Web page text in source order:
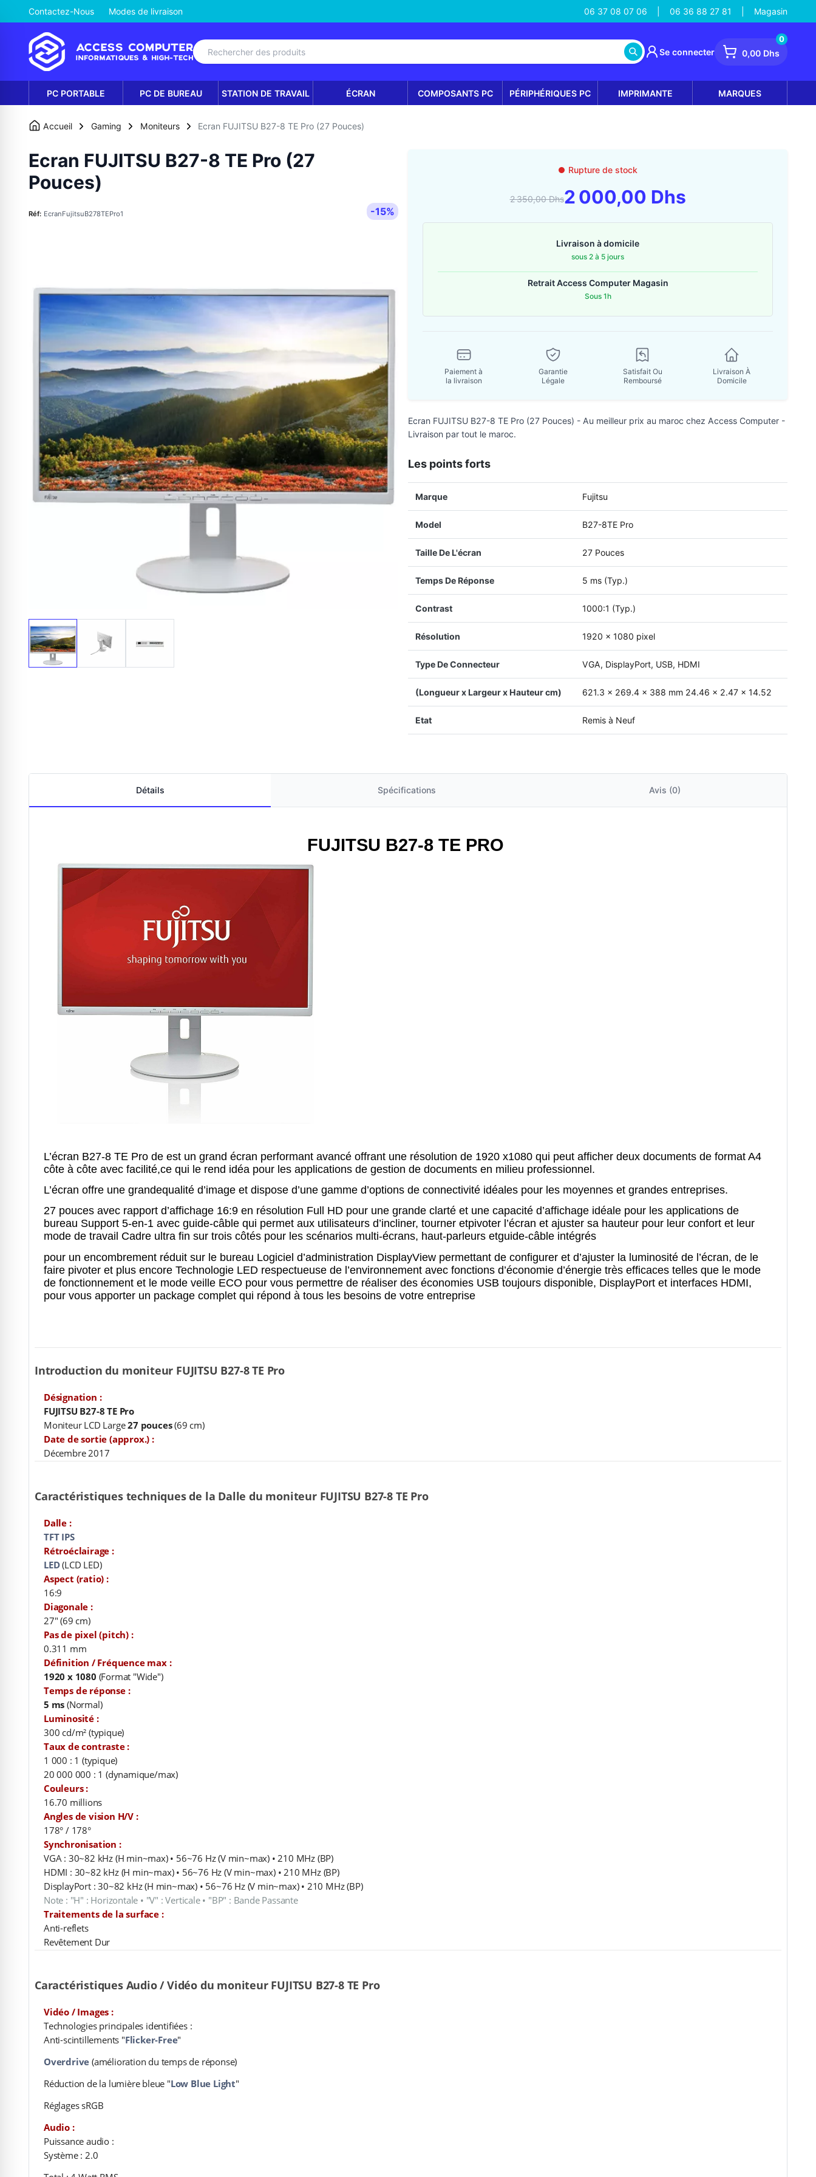
Contactez-Nous Modes de livraison 06 37 08 07 06 06 36 88 27 81 Magasin
Se connecter 0,00 Dhs
0
PC PORTABLE PC DE BUREAU STATION DE TRAVAIL ÉCRAN COMPOSANTS PC PÉRIPHÉRIQUES PC IMPRIMANTE MARQUES
Accueil Gaming Moniteurs Ecran FUJITSU B27-8 TE Pro (27 Pouces)
Ecran FUJITSU B27-8 TE Pro (27
Pouces)
Réf: EcranFujitsuB278TEPro1 -15%
Rupture de stock
2 350,00 Dhs2 000,00 Dhs
Livraison à domicile
sous 2 à 5 jours
Retrait Access Computer Magasin
Sous 1h
Paiement à
la livraison
Garantie
Légale
Satisfait Ou
Remboursé
Livraison À
Domicile
Ecran FUJITSU B27-8 TE Pro (27 Pouces) - Au meilleur prix au maroc chez Access Computer -
Livraison par tout le maroc.
Les points forts
Marque Fujitsu
Model B27-8TE Pro
Taille De L'écran 27 Pouces
Temps De Réponse 5 ms (Typ.)
Contrast 1000:1 (Typ.)
Résolution 1920 x 1080 pixel
Type De Connecteur VGA, DisplayPort, USB, HDMI
(Longueur x Largeur x Hauteur cm) 621.3 x 269.4 x 388 mm 24.46 x 2.47 x 14.52
Etat Remis à Neuf
Détails Spécifications Avis (0)
FUJITSU B27-8 TE PRO
L’écran B27-8 TE Pro de est un grand écran performant avancé offrant une résolution de 1920 x1080 qui peut afficher deux documents de format A4
côte à côte avec facilité,ce qui le rend idéa pour les applications de gestion de documents en milieu professionnel.
L’écran offre une grandequalité d’image et dispose d’une gamme d’options de connectivité idéales pour les moyennes et grandes entreprises.
27 pouces avec rapport d’affichage 16:9 en résolution Full HD pour une grande clarté et une capacité d’affichage idéale pour les applications de
bureau Support 5-en-1 avec guide-câble qui permet aux utilisateurs d’incliner, tourner etpivoter l’écran et ajuster sa hauteur pour leur confort et leur
mode de travail Cadre ultra fin sur trois côtés pour les scénarios multi-écrans, haut-parleurs etguide-câble intégrés
pour un encombrement réduit sur le bureau Logiciel d’administration DisplayView permettant de configurer et d’ajuster la luminosité de l’écran, de le
faire pivoter et plus encore Technologie LED respectueuse de l’environnement avec fonctions d’économie d’énergie très efficaces telles que le mode
de fonctionnement et le mode veille ECO pour vous permettre de réaliser des économies USB toujours disponible, DisplayPort et interfaces HDMI,
pour vous apporter un package complet qui répond à tous les besoins de votre entreprise
Introduction du moniteur FUJITSU B27-8 TE Pro
Désignation :
FUJITSU B27-8 TE Pro
Moniteur LCD Large27 pouces(69 cm)
Date de sortie (approx.) :
Décembre 2017
Caractéristiques techniques de la Dalle du moniteur FUJITSU B27-8 TE Pro
Dalle :
TFT IPS
Rétroéclairage :
LED(LCD LED)
Aspect (ratio) :
16:9
Diagonale :
27" (69 cm)
Pas de pixel (pitch) :
0.311 mm
Définition / Fréquence max :
1920 x 1080 (Format "Wide")
Temps de réponse :
5 ms (Normal)
Luminosité :
300 cd/m² (typique)
Taux de contraste :
1 000 : 1 (typique)
20 000 000 : 1 (dynamique/max)
Couleurs :
16.70 millions
Angles de vision H/V :
178° / 178°
Synchronisation :
VGA : 30~82 kHz (H min~max) • 56~76 Hz (V min~max) • 210 MHz (BP)
HDMI : 30~82 kHz (H min~max) • 56~76 Hz (V min~max) • 210 MHz (BP)
DisplayPort : 30~82 kHz (H min~max) • 56~76 Hz (V min~max) • 210 MHz (BP)
Note : "H" : Horizontale • "V" : Verticale • "BP" : Bande Passante
Traitements de la surface :
Anti-reflets
Revêtement Dur
Caractéristiques Audio / Vidéo du moniteur FUJITSU B27-8 TE Pro
Vidéo / Images :
Technologies principales identifiées :
Anti-scintillements "Flicker-Free"
Overdrive (amélioration du temps de réponse)
Réduction de la lumière bleue "Low Blue Light"
Réglages sRGB
Audio :
Puissance audio :
Système : 2.0